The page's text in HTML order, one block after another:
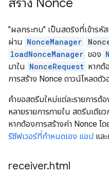
สร้าง Nonce
"ผลกระทบ" เป็นสตริงที่เข้ารหั
ผ่าน NonceManager
loadNonceManager ของ
มาใน NonceRequest หากต้
การสร้าง Nonce ดาวน์โหลดตั
คำขอสตรีมใหม่แต่ละรายการต้
หลายรายการภายใน สตรีมเดีย
หากต้องการสร้างค่า Nonce โ
รีซีฟเวอร์ที่กำหนดเอง แอป แล
receiver.html